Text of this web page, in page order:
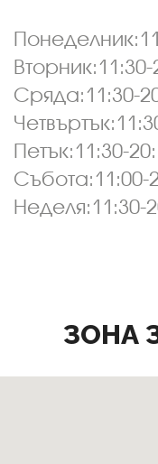
Вторник:11:30-
Сряда:11:30-
Петък:11:30-
Събота:11:00-
Неделя:11:30-
ЗОНА